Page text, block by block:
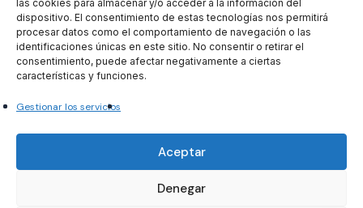
las cookies para almacenar y/o acceder a la información del
dispositivo. El consentimiento de estas tecnologías nos permitirá
procesar datos como el comportamiento de navegación o las
identificaciones únicas en este sitio. No consentir o retirar el
consentimiento, puede afectar negativamente a ciertas
características y funciones.
Gestionar los servicios
Aceptar
Denegar
Todos nuestros productos tienen
incluido el IVA en su precio.